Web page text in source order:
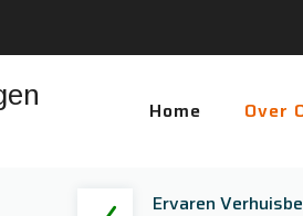
Home Over
Ervaren